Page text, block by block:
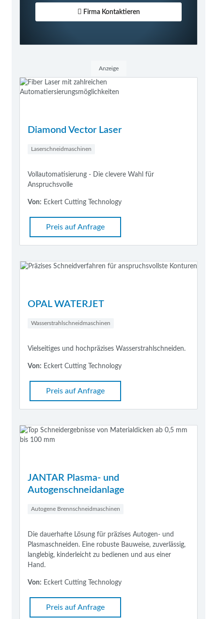
Firma Kontaktieren
Anzeige
Diamond Vector Laser
Laserschneidmaschinen
Vollautomatisierung - Die clevere Wahl für
Anspruchsvolle
Von: Eckert Cutting Technology
Preis auf Anfrage
OPAL WATERJET
Wasserstrahlschneidmaschinen
Vielseitiges und hochpräzises Wasserstrahlschneiden.
Von: Eckert Cutting Technology
Preis auf Anfrage
JANTAR Plasma- und
Autogenschneidanlage
Autogene Brennschneidmaschinen
Die dauerhafte Lösung für präzises Autogen- und
Plasmaschneiden. Eine robuste Bauweise, zuverlässig,
langlebig, kinderleicht zu bedienen und aus einer
Hand.
Von: Eckert Cutting Technology
Preis auf Anfrage